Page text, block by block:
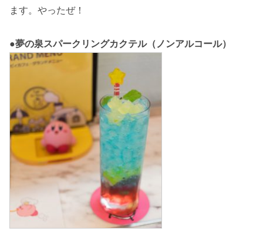
ます。やったぜ！
●夢の泉スパークリングカクテル（ノンアルコール）